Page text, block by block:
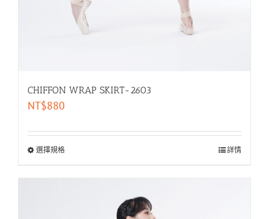
CHIFFON WRAP SKIRT-2603
NT$880
選擇規格 詳情